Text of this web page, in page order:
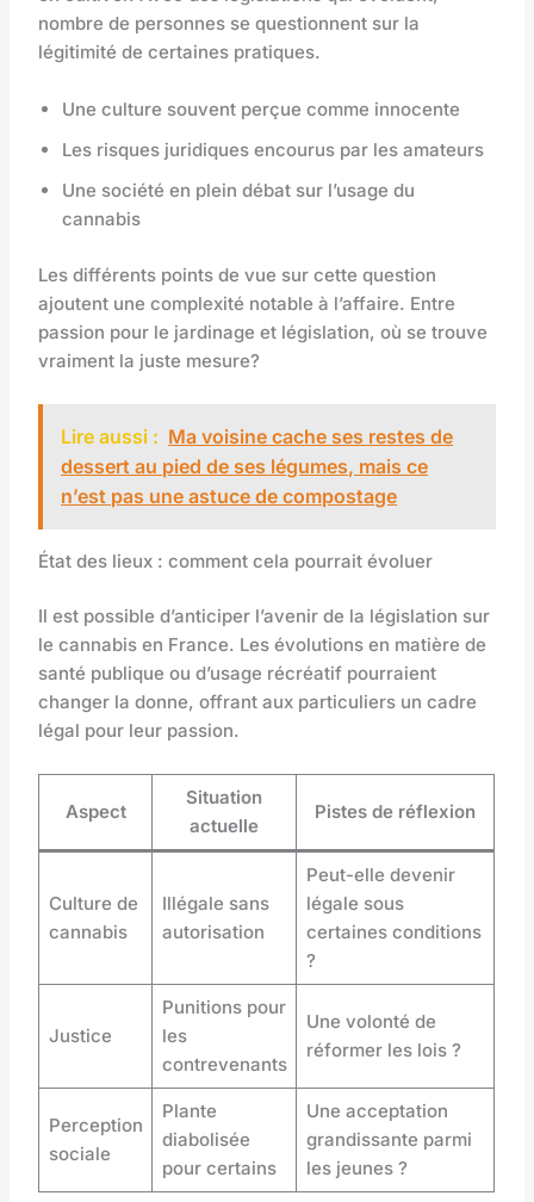
nombre de personnes se questionnent sur la
légitimité de certaines pratiques.
Une culture souvent perçue comme innocente
Les risques juridiques encourus par les amateurs
Une société en plein débat sur l’usage du
cannabis
Les différents points de vue sur cette question
ajoutent une complexité notable à l’affaire. Entre
passion pour le jardinage et législation, où se trouve
vraiment la juste mesure?
Lire aussi : Ma voisine cache ses restes de
dessert au pied de ses légumes, mais ce
n’est pas une astuce de compostage
État des lieux : comment cela pourrait évoluer
Il est possible d’anticiper l’avenir de la législation sur
le cannabis en France. Les évolutions en matière de
santé publique ou d’usage récréatif pourraient
changer la donne, offrant aux particuliers un cadre
légal pour leur passion.
Aspect
Situation
actuelle
Pistes de réflexion
Culture de
cannabis
Illégale sans
autorisation
Peut-elle devenir
légale sous
certaines conditions
?
Justice
Punitions pour
les
contrevenants
Une volonté de
réformer les lois ?
Perception
sociale
Plante
diabolisée
pour certains
Une acceptation
grandissante parmi
les jeunes ?